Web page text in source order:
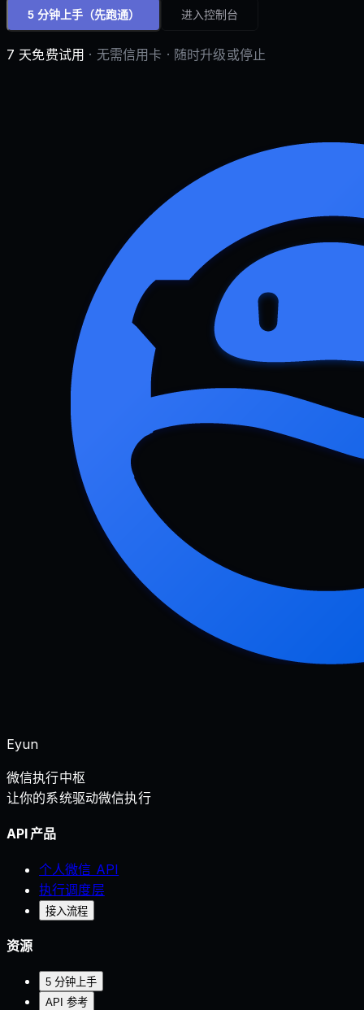
5 分钟上手 （先跑通） 进入控制台
7 天免费试用 · 无需信用卡 · 随时升级或停止
Eyun
微信执行中枢
让你的系统驱动微信执行
API 产品
个人微信 API
执行调度层
接入流程
资源
5 分钟上手
API 参考